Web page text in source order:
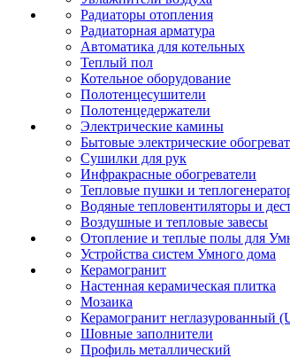
Радиаторы отопления
Радиаторная арматура
Автоматика для котельных
Теплый пол
Котельное оборудование
Полотенцесушители
Полотенцедержатели
Электрические камины
Бытовые электрические
Сушилки для рук
Инфракрасные обогреватели
Тепловые пушки и
Водяные тепловентиляторы и
Воздушные и тепловые завесы
Отопление и теплые полы для
Устройства систем Умного дома
Керамогранит
Настенная керамическая плитка
Мозаика
Керамогранит неглазурованный
Шовные заполнители
Профиль металлический